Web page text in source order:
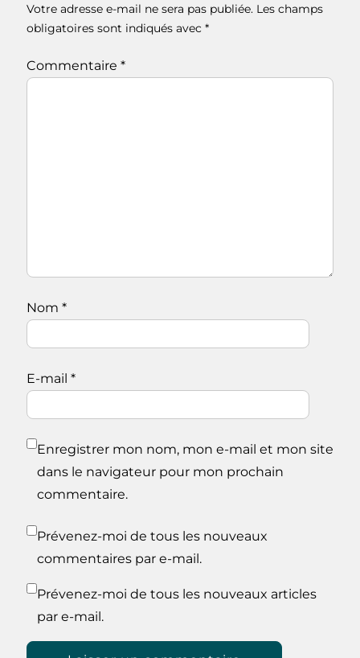
Votre adresse e-mail ne sera pas publiée. Les champs
obligatoires sont indiqués avec *
Commentaire *
Nom *
E-mail *
Enregistrer mon nom, mon e-mail et mon site
dans le navigateur pour mon prochain
commentaire.
Prévenez-moi de tous les nouveaux
commentaires par e-mail.
Prévenez-moi de tous les nouveaux articles
par e-mail.